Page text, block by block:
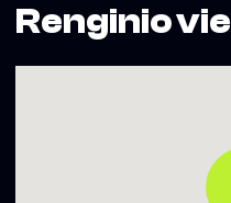
Renginio